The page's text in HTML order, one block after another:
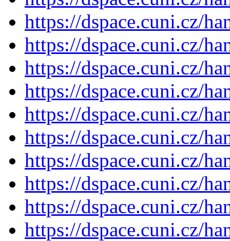
https://dspace.cuni.cz/
https://dspace.cuni.cz/
https://dspace.cuni.cz/
https://dspace.cuni.cz/
https://dspace.cuni.cz/
https://dspace.cuni.cz/
https://dspace.cuni.cz/
https://dspace.cuni.cz/
https://dspace.cuni.cz/
https://dspace.cuni.cz/